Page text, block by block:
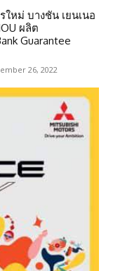
หม่ บางชัน เยนเนอ
ผลิต
Guarantee
26, 2022